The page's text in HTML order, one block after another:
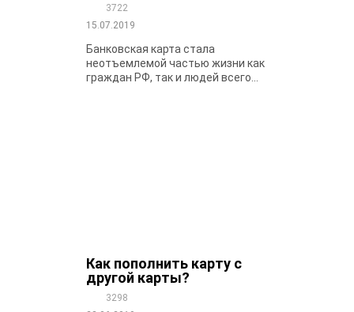
3722
15.07.2019
Банковская карта стала
неотъемлемой частью жизни как
граждан РФ, так и людей всего...
Как пополнить карту с
другой карты?
3298